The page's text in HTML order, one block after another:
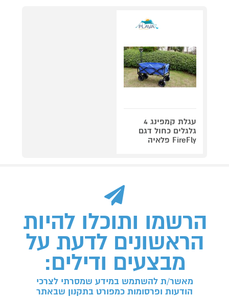
עגלת קמפינג 4
גלגלים כחול דגם
FireFly פלאיה
הרשמו ותוכלו להיות
הראשונים לדעת על
מבצעים ודילים:
מאשר/ת להשתמש במידע שמסרתי לצרכי
הודעות ופרסומות כמפורט בתקנון שבאתר